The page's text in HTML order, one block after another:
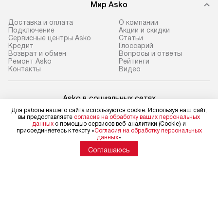
Мир Asko
Доставка и оплата
Подключение
Сервисные центры Asko
Кредит
Возврат и обмен
Ремонт Asko
Контакты
О компании
Акции и скидки
Статьи
Глоссарий
Вопросы и ответы
Рейтинги
Видео
Asko в социальных сетях
Для физических лиц
shop@asko-russia.ru
Для юридических лиц
Для работы нашего сайта используются cookie. Используя наш сайт,
вы предоставляете согласие на обработку ваших персональных
данных с помощью сервисов веб-аналитики (Cookie) и
присоединяетесь к тексту «Согласия на обработку персональных
данных»
Соглашаюсь